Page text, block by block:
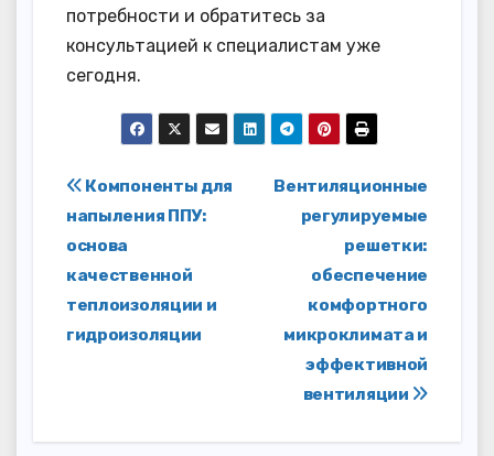
потребности и обратитесь за
консультацией к специалистам уже
сегодня.
Навигация
по
записям
Вентиляционные
регулируемые
решетки:
обеспечение
комфортного
микроклимата и
эффективной
вентиляции
Компоненты для
напыления ППУ:
основа
качественной
теплоизоляции и
гидроизоляции